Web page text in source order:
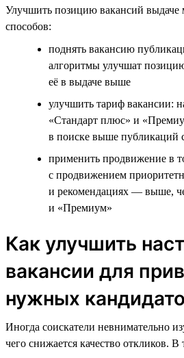
Улучшить позицию вакансий выдаче
способов:
поднять вакансию
алгоритмы улучшат
её в выдаче выше
улучшить тариф вакансии:
«Стандарт плюс» и
в поиске выше публикаций
применить продвижение в
с продвижением
и рекомендациях — выше,
и «Премиум»
Как улучшить
вакансии для
нужных
Иногда соискатели невнимательно
чего снижается качество откликов.